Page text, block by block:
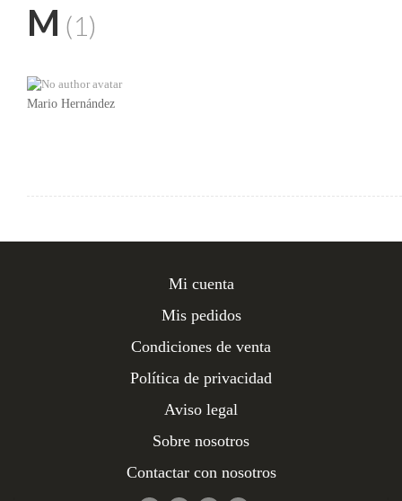
M (1)
Mario Hernández
Mi cuenta
Mis pedidos
Condiciones de venta
Política de privacidad
Aviso legal
Sobre nosotros
Contactar con nosotros